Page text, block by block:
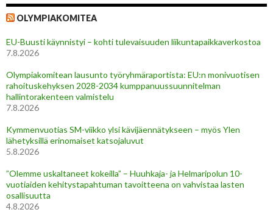
OLYMPIAKOMITEA
EU-Buusti käynnistyi – kohti tulevaisuuden liikuntapaikkaverkostoa
7.8.2026
Olympiakomitean lausunto työryhmäraportista: EU:n monivuotisen
rahoituskehyksen 2028-2034 kumppanuussuunnitelman
hallintorakenteen valmistelu
7.8.2026
Kymmenvuotias SM-viikko ylsi kävijäennätykseen – myös Ylen
lähetyksillä erinomaiset katsojaluvut
5.8.2026
”Olemme uskaltaneet kokeilla” – Huuhkaja- ja Helmaripolun 10-
vuotiaiden kehitystapahtuman tavoitteena on vahvistaa lasten
osallisuutta
4.8.2026